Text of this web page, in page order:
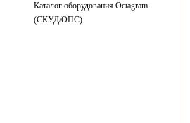
Каталог оборудования Octagram
(СКУД/ОПС)